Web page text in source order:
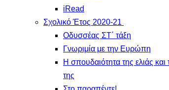
iRead
Σχολικό Έτος 2020-21
Οδυσσέας ΣΤ΄ τάξη
Γνωριμία με την Ευρώπη
Η σπουδαιότητα της ελιάς
της